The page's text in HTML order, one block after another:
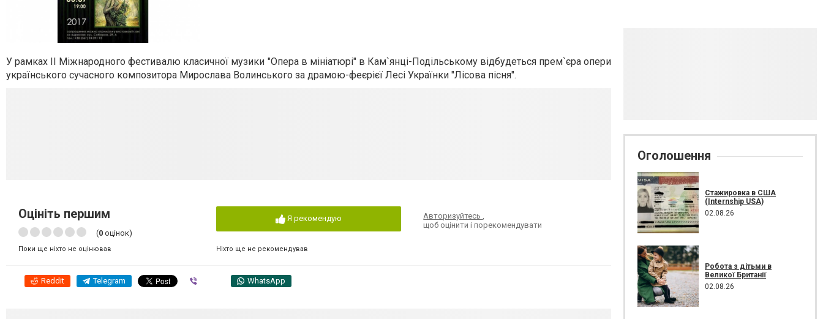
У рамках ІІ Міжнародного фестивалю класичної музики "Опера в мініатюрі" в Кам`янці-Подільському відбудеться прем`єра опери
українського сучасного композитора Мирослава Волинського за драмою-феєрієї Лесі Українки "Лісова пісня".
Оцініть першим
(0 оцінок)
Поки ще ніхто не оцінював
Я рекомендую
Ніхто ще не рекомендував
Авторизуйтесь,
щоб оцінити і порекомендувати
Reddit Telegram WhatsApp
Оголошення
Стажировка в США
(Internship USA)
02.08.26
Робота з дітьми в
Великої Британії
02.08.26